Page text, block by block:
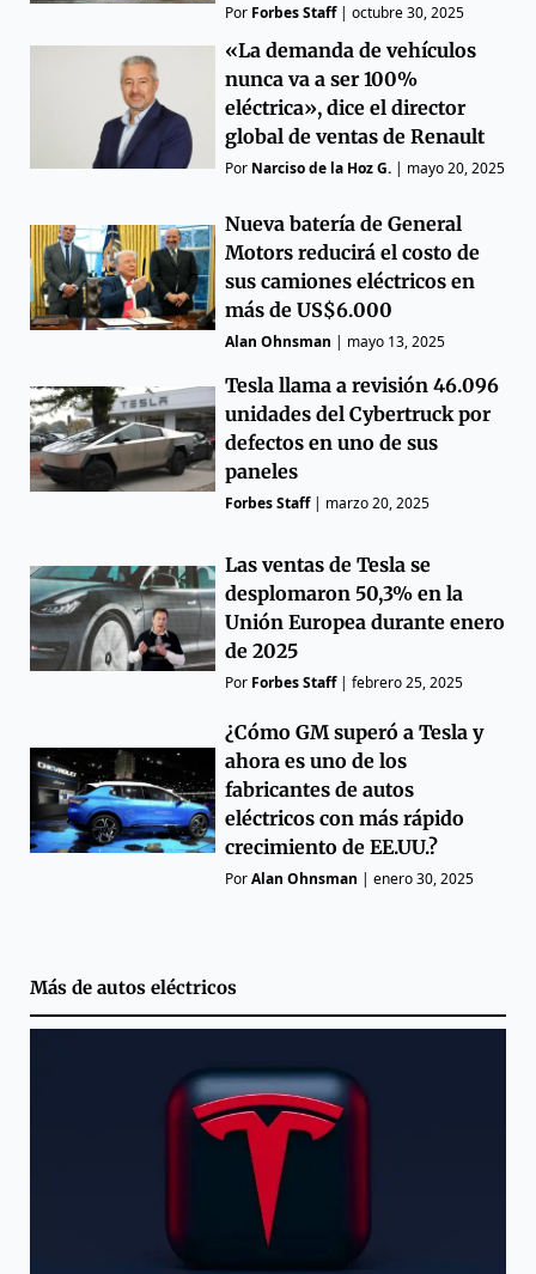
Por Forbes Staff|octubre 30, 2025
«La demanda de vehículos
nunca va a ser 100%
eléctrica», dice el director
global de ventas de Renault
Por Narciso de la Hoz G. | mayo 20, 2025
Nueva batería de General
Motors reducirá el costo de
sus camiones eléctricos en
más de US$6.000
Alan Ohnsman | mayo 13, 2025
Tesla llama a revisión 46.096
unidades del Cybertruck por
defectos en uno de sus
paneles
Forbes Staff| marzo 20, 2025
Las ventas de Tesla se
desplomaron 50,3% en la
Unión Europea durante enero
de 2025
Por Forbes Staff|febrero 25, 2025
¿Cómo GM superó a Tesla y
ahora es uno de los
fabricantes de autos
eléctricos con más rápido
crecimiento de EE.UU.?
PorAlan Ohnsman |enero 30, 2025
Más de autos eléctricos